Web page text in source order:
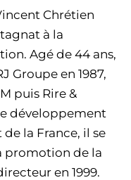
Chrétien
à la
Agé de 44 ans,
Groupe en 1987,
puis Rire &
développement
de la France, il se
promotion de la
en 1999.